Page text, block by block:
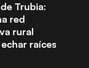
Trubia:
red
rural
raíces